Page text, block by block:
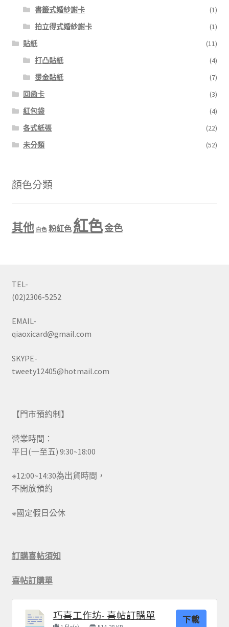
書籤式婚紗謝卡
(1)
拍立得式婚紗謝卡
(1)
貼紙
(11)
打凸貼紙
(4)
燙金貼紙
(7)
回函卡
(3)
紅包袋
(4)
各式紙張
(22)
未分類
(52)
顏色分類
其他 白色 粉紅色 紅色金色
TEL-
(02)2306-5252
EMAIL-
qiaoxicard@gmail.com
SKYPE-
tweety12405@hotmail.com
【門市預約制】
營業時間：
平日(一至五) 9:30~18:00
※12:00~14:30為出貨時間，
不開放預約
※國定假日公休
訂購喜帖須知
喜帖訂購單
巧喜工作坊- 喜帖訂購單 下載